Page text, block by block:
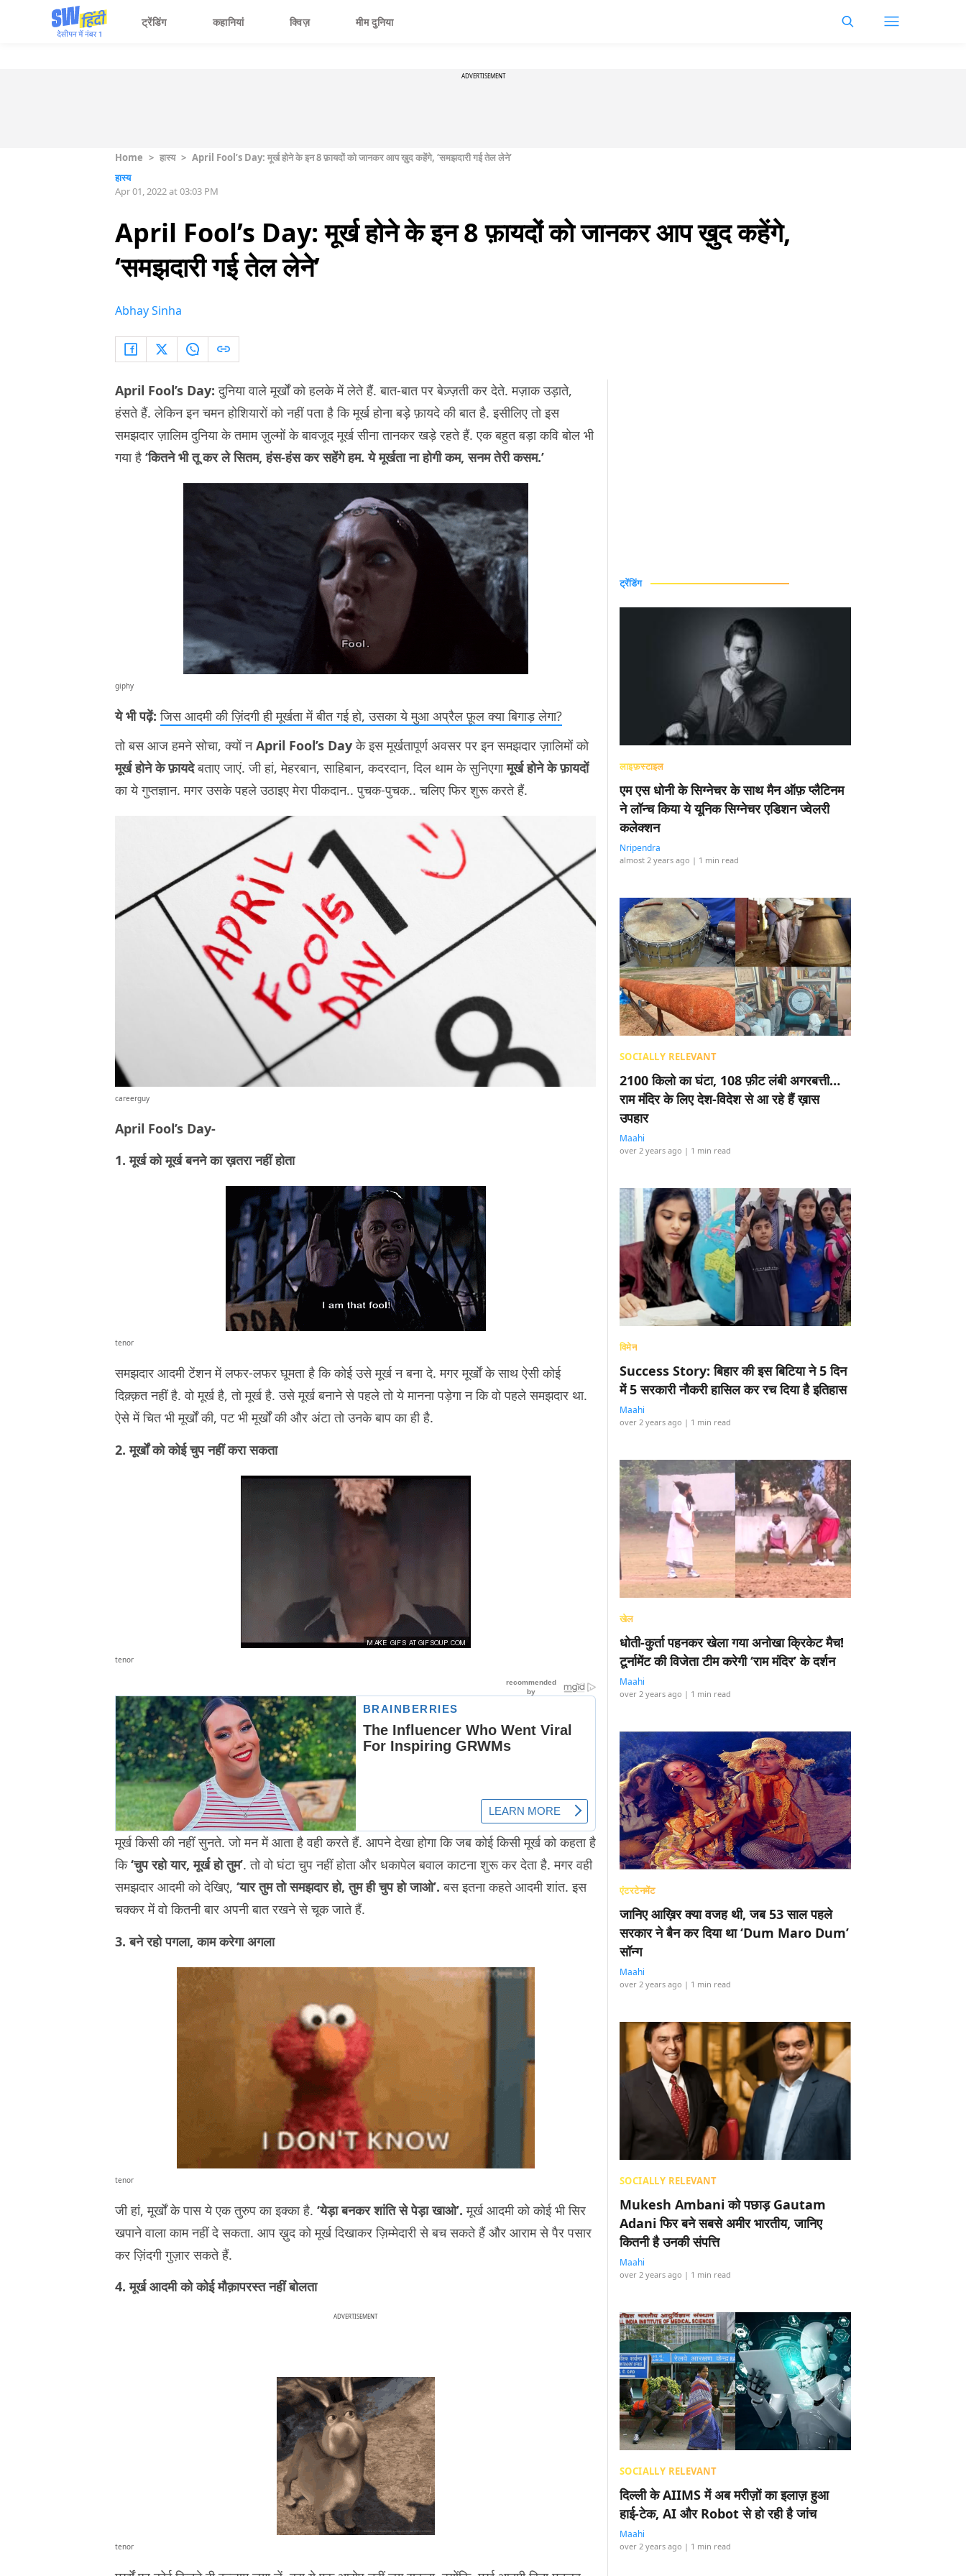
ट्रेंडिंग कहानियां क्विज़ मीम दुनिया
ADVERTISEMENT
Home > हास्य > April Fool’s Day: मूर्ख होने के इन 8 फ़ायदों को जानकर आप ख़ुद कहेंगे, ‘समझदारी गई तेल लेने’
हास्य
Apr 01, 2022 at 03:03 PM
April Fool’s Day: मूर्ख होने के इन 8 फ़ायदों को जानकर आप ख़ुद कहेंगे,
‘समझदारी गई तेल लेने’
Abhay Sinha
April Fool’s Day:दुनिया वाले मूर्खों को हलके में लेते हैं. बात-बात पर बेज़्ज़ती कर देते. मज़ाक उड़ाते,
हंसते हैं. लेकिन इन चमन होशियारों को नहीं पता है कि मूर्ख होना बड़े फ़ायदे की बात है. इसीलिए तो इस
समझदार ज़ालिम दुनिया के तमाम ज़ुल्मों के बावजूद मूर्ख सीना तानकर खड़े रहते हैं. एक बहुत बड़ा कवि बोल भी
गया है ‘कितने भी तू कर ले सितम, हंस-हंस कर सहेंगे हम. ये मूर्खता ना होगी कम, सनम तेरी कसम.’
giphy
ये भी पढ़ें: जिस आदमी की ज़िंदगी ही मूर्खता में बीत गई हो, उसका ये मुआ अप्रैल फ़ूल क्या बिगाड़ लेगा?
तो बस आज हमने सोचा, क्यों नApril Fool’s Dayके इस मूर्खतापूर्ण अवसर पर इन समझदार ज़ालिमों को
मूर्ख होने के फ़ायदेबताए जाएं. जी हां, मेहरबान, साहिबान, कदरदान, दिल थाम के सुनिएगामूर्ख होने के फ़ायदों
का ये गुप्तज्ञान. मगर उसके पहले उठाइए मेरा पीकदान.. पुचक-पुचक.. चलिए फिर शुरू करते हैं.
careerguy
April Fool’s Day-
1. मूर्ख को मूर्ख बनने का ख़तरा नहीं होता
tenor
समझदार आदमी टेंशन में लफर-लफर घूमता है कि कोई उसे मूर्ख न बना दे. मगर मूर्खों के साथ ऐसी कोई
दिक़्क़त नहीं है. वो मूर्ख है, तो मूर्ख है. उसे मूर्ख बनाने से पहले तो ये मानना पड़ेगा न कि वो पहले समझदार था.
ऐसे में चित भी मूर्खों की, पट भी मूर्खों की और अंटा तो उनके बाप का ही है.
2. मूर्खों को कोई चुप नहीं करा सकता
tenor
मूर्ख किसी की नहीं सुनते. जो मन में आता है वही करते हैं. आपने देखा होगा कि जब कोई किसी मूर्ख को कहता है
कि‘चुप रहो यार, मूर्ख हो तुम’. तो वो घंटा चुप नहीं होता और धकापेल बवाल काटना शुरू कर देता है. मगर वही
समझदार आदमी को देखिए, ‘यार तुम तो समझदार हो, तुम ही चुप हो जाओ’.बस इतना कहते आदमी शांत. इस
चक्कर में वो कितनी बार अपनी बात रखने से चूक जाते हैं.
3. बने रहो पगला, काम करेगा अगला
tenor
जी हां, मूर्खों के पास ये एक तुरुप का इक्का है. ‘येड़ा बनकर शांति से पेड़ा खाओ’. मूर्ख आदमी को कोई भी सिर
खपाने वाला काम नहीं दे सकता. आप ख़ुद को मूर्ख दिखाकर ज़िम्मेदारी से बच सकते हैं और आराम से पैर पसार
कर ज़िंदगी गुज़ार सकते हैं.
4. मूर्ख आदमी को कोई मौक़ापरस्त नहीं बोलता
ADVERTISEMENT
tenor
ट्रेंडिंग
लाइफ़स्टाइल
एम एस धोनी के सिग्नेचर के साथ मैन ऑफ़ प्लैटिनम
ने लॉन्च किया ये यूनिक सिग्नेचर एडिशन ज्वेलरी
कलेक्शन
Nripendra
almost 2 years ago | 1 min read
SOCIALLY RELEVANT
2100 किलो का घंटा, 108 फ़ीट लंबी अगरबत्ती…
राम मंदिर के लिए देश-विदेश से आ रहे हैं ख़ास
उपहार
Maahi
over 2 years ago | 1 min read
विमेन
Success Story: बिहार की इस बिटिया ने 5 दिन
में 5 सरकारी नौकरी हासिल कर रच दिया है इतिहास
Maahi
over 2 years ago | 1 min read
खेल
धोती-कुर्ता पहनकर खेला गया अनोखा क्रिकेट मैच!
टूर्नामेंट की विजेता टीम करेगी ‘राम मंदिर’ के दर्शन
Maahi
over 2 years ago | 1 min read
एंटरटेनमेंट
जानिए आख़िर क्या वजह थी, जब 53 साल पहले
सरकार ने बैन कर दिया था ‘Dum Maro Dum’
सॉन्ग
Maahi
over 2 years ago | 1 min read
SOCIALLY RELEVANT
Mukesh Ambani को पछाड़ Gautam
Adani फिर बने सबसे अमीर भारतीय, जानिए
कितनी है उनकी संपत्ति
Maahi
over 2 years ago | 1 min read
SOCIALLY RELEVANT
दिल्ली के AIIMS में अब मरीज़ों का इलाज़ हुआ
हाई-टेक, AI और Robot से हो रही है जांच
Maahi
over 2 years ago | 1 min read